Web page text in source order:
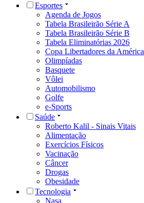
Esportes
Agenda de Jogos
Tabela Brasileirão Série A
Tabela Brasileirão Série B
Tabela Eliminatórias 2026
Copa Libertadores da América
Olimpíadas
Basquete
Vôlei
Automobilismo
Golfe
e-Sports
Saúde
Roberto Kalil - Sinais Vitais
Alimentação
Exercícios Físicos
Vacinação
Câncer
Drogas
Obesidade
Tecnologia
Nasa